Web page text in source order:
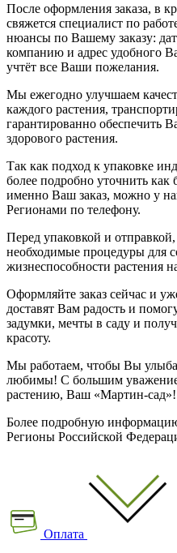
После оформления заказа, в
свяжется специалист по
нюансы по Вашему заказу:
компанию и адрес удобного
учтёт все Ваши пожелания.
Мы ежегодно улучшаем
каждого растения,
гарантированно обеспечить
здорового растения.
Так как подход к упаковке
более подробно уточнить как
именно Ваш заказ, можно у
Регионами по телефону.
Перед упаковкой и
необходимые процедуры для
жизнеспособности растения
Оформляйте заказ сейчас и
доставят Вам радость и
задумки, мечты в саду и
красоту.
Мы работаем, чтобы Вы
любимы! С большим
растению, Ваш «Мартин-сад»!
Более подробную
Регионы Российской
Оплата